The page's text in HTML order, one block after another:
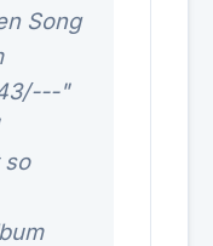
Song
"
so